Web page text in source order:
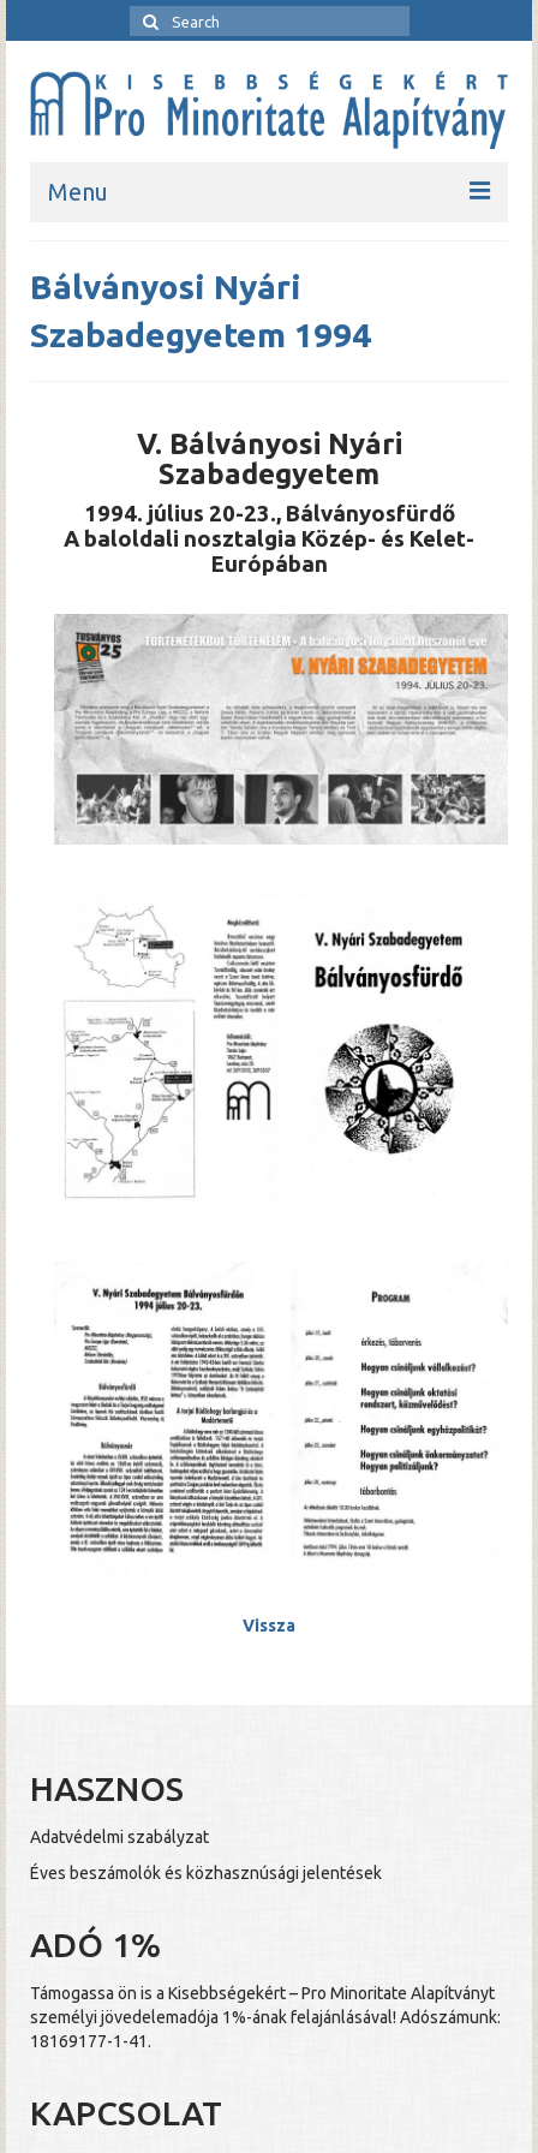
Menu
Bemutatkozó
Rendezvények
Pro Minoritate könyvsorozat
Kapcsolat
Hírek
Bálványosi Nyári
Szabadegyetem 1994
V. Bálványosi Nyári
Szabadegyetem
1994. július 20-23., Bálványosfürdő
A baloldali nosztalgia Közép- és Kelet-
Európában
Vissza
HASZNOS
Adatvédelmi szabályzat
Éves beszámolók és közhasznúsági jelentések
ADÓ 1%
Támogassa ön is a Kisebbségekért – Pro Minoritate Alapítványt
személyi jövedelemadója 1%-ának felajánlásával! Adószámunk:
18169177-1-41.
KAPCSOLAT